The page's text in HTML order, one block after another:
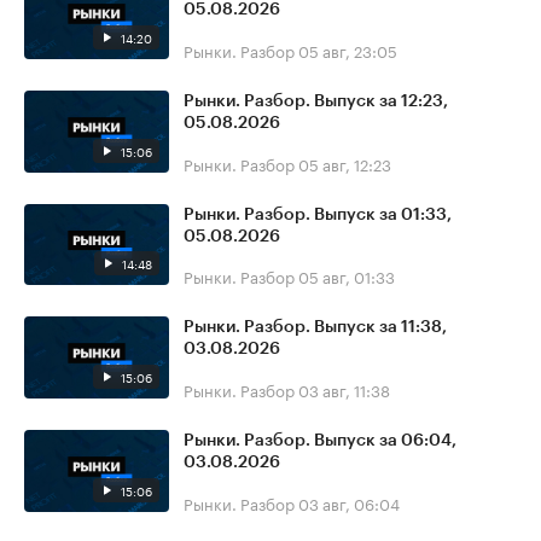
14:20
05.08.2026
Рынки. Разбор 05 авг, 23:05
15:06
Рынки. Разбор. Выпуск за 12:23,
05.08.2026
Рынки. Разбор 05 авг, 12:23
14:48
Рынки. Разбор. Выпуск за 01:33,
05.08.2026
Рынки. Разбор 05 авг, 01:33
15:06
Рынки. Разбор. Выпуск за 11:38,
03.08.2026
Рынки. Разбор 03 авг, 11:38
15:06
Рынки. Разбор. Выпуск за 06:04,
03.08.2026
Рынки. Разбор 03 авг, 06:04